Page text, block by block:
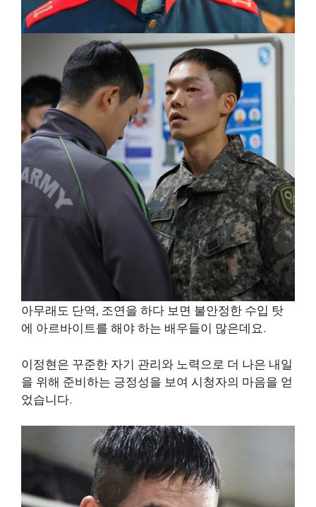
아무래도 단역, 조연을 하다 보면 불안정한 수입 탓
에 아르바이트를 해야 하는 배우들이 많은데요.
이정현은 꾸준한 자기 관리와 노력으로 더 나은 내일
을 위해 준비하는 긍정성을 보여 시청자의 마음을 얻
었습니다.